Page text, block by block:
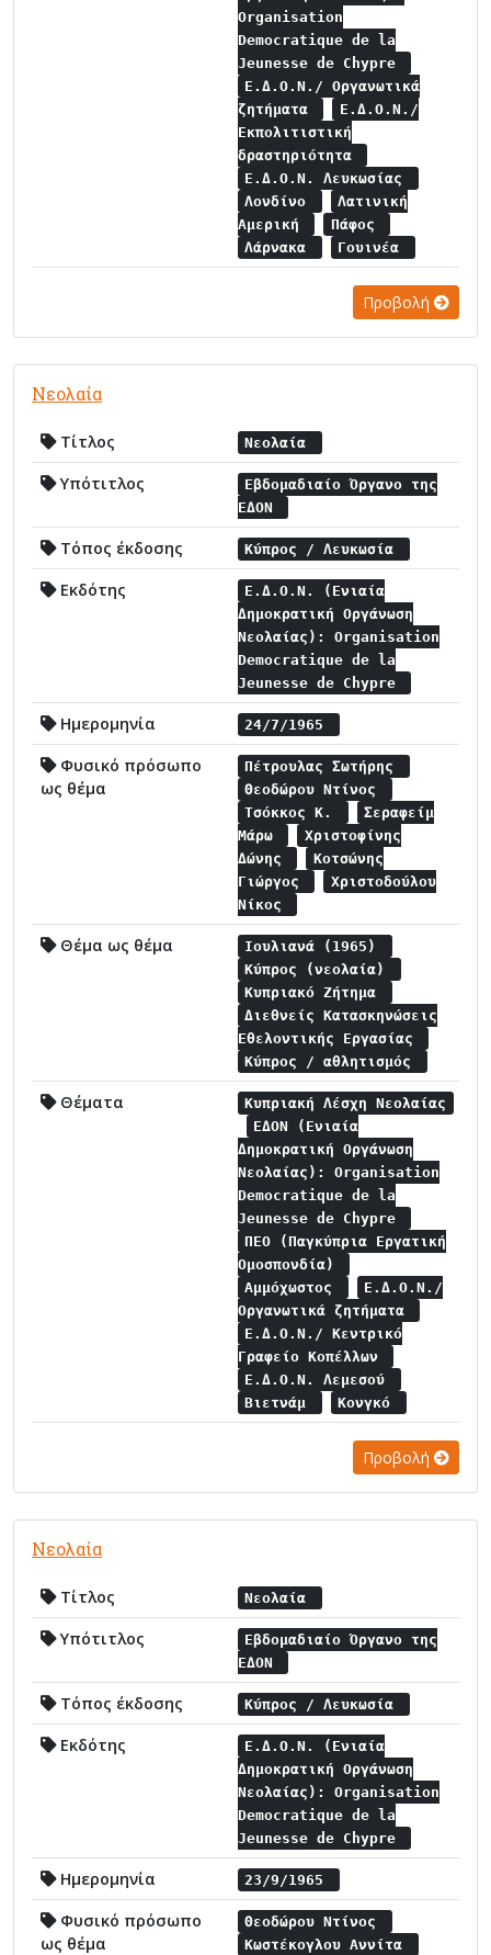
Organisation
Democratique de la
Jeunesse de Chypre
Ε.Δ.Ο.Ν./ Οργανωτικά
ζητήματα
Ε.Δ.Ο.Ν./
Εκπολιτιστική
δραστηριότητα
Ε.Δ.Ο.Ν. Λευκωσίας
Λονδίνο
Λατινική
Αμερική
Πάφος
Λάρνακα
Γουινέα
Προβολή
Νεολαία
Τίτλος Νεολαία
Υπότιτλος
Εβδομαδιαίο Όργανο της
ΕΔΟΝ
Τόπος έκδοσης Κύπρος / Λευκωσία
Εκδότης
Ε.Δ.Ο.Ν. (Ενιαία
Δημοκρατική Οργάνωση
Νεολαίας): Organisation
Democratique de la
Jeunesse de Chypre
Ημερομηνία 24/7/1965
Φυσικό πρόσωπο
ως θέμα
Πέτρουλας Σωτήρης
Θεοδώρου Ντίνος
Τσόκκος Κ.
Σεραφείμ
Μάρω
Χριστοφίνης
Δώνης
Κοτσώνης
Γιώργος
Χριστοδούλου
Νίκος
Θέμα ως θέμα
Ιουλιανά (1965)
Κύπρος (νεολαία)
Κυπριακό Ζήτημα
Διεθνείς Κατασκηνώσεις
Εθελοντικής Εργασίας
Κύπρος / αθλητισμός
Θέματα
Κυπριακή Λέσχη Νεολαίας
ΕΔΟΝ (Ενιαία
Δημοκρατική Οργάνωση
Νεολαίας): Organisation
Democratique de la
Jeunesse de Chypre
ΠΕΟ (Παγκύπρια Εργατική
Ομοσπονδία)
Αμμόχωστος
Ε.Δ.Ο.Ν./
Οργανωτικά ζητήματα
Ε.Δ.Ο.Ν./ Κεντρικό
Γραφείο Κοπέλλων
Ε.Δ.Ο.Ν. Λεμεσού
Βιετνάμ
Κονγκό
Προβολή
Νεολαία
Τίτλος Νεολαία
Υπότιτλος
Εβδομαδιαίο Όργανο της
ΕΔΟΝ
Τόπος έκδοσης Κύπρος / Λευκωσία
Εκδότης
Ε.Δ.Ο.Ν. (Ενιαία
Δημοκρατική Οργάνωση
Νεολαίας): Organisation
Democratique de la
Jeunesse de Chypre
Ημερομηνία 23/9/1965
Φυσικό πρόσωπο
ως θέμα
Θεοδώρου Ντίνος
Κωστέκογλου Αννίτα